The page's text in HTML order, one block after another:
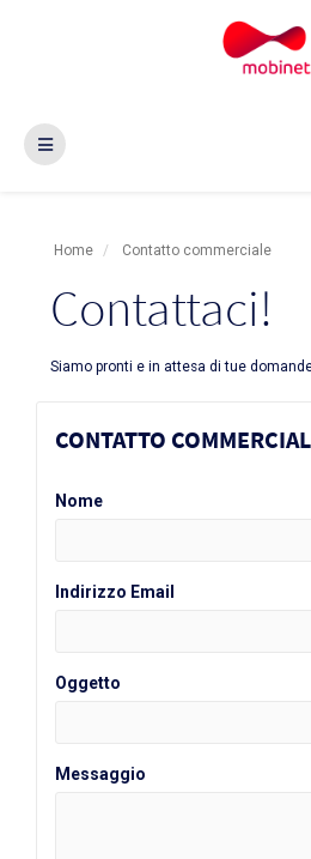
Home Contatto commerciale
Contattaci!
Siamo pronti e in attesa di tue
CONTATTO
Nome
Indirizzo Email
Oggetto
Messaggio